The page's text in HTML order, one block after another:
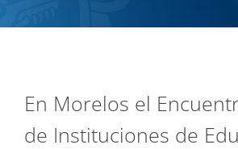
En Morelos el
de Instituciones de